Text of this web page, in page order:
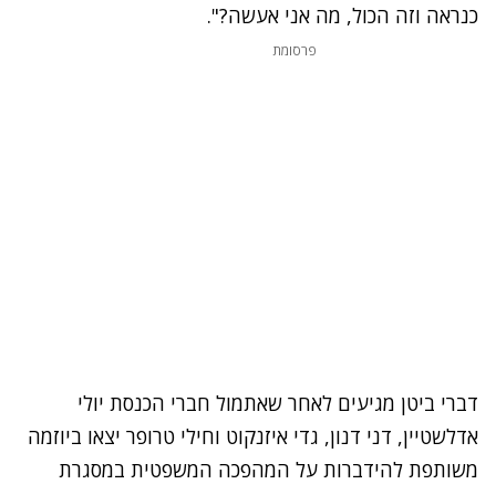
כנראה וזה הכול, מה אני אעשה?".
פרסומת
דברי ביטן מגיעים לאחר שאתמול חברי הכנסת יולי
אדלשטיין, דני דנון, גדי איזנקוט וחילי טרופר יצאו ביוזמה
משותפת להידברות על המהפכה המשפטית במסגרת